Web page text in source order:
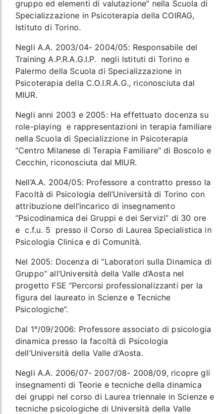
gruppo ed elementi di valutazione” nella Scuola di
Specializzazione in Psicoterapia della COIRAG,
Istituto di Torino.
Negli A.A. 2003/04- 2004/05: Responsabile del
Training A.P.R.A.G.I.P. negli Istituti di Torino e
Palermo della Scuola di Specializzazione in
Psicoterapia della C.O.I.R.A.G., riconosciuta dal
MIUR.
Negli anni 2003 e 2005: Ha effettuato docenza su
role-playing e rappresentazioni in terapia familiare
nella Scuola di Specializzione in Psicoterapia
“Centro Milanese di Terapia Familiare” di Boscolo e
Cecchin, riconosciuta dal MIUR.
Nell’A.A. 2004/05: Professore a contratto presso la
Facoltà di Psicologia dell’Università di Torino con
attribuzione dell’incarico di insegnamento
“Psicodinamica dei Gruppi e dei Servizi” di 30 ore
e c.f.u. 5 presso il Corso di Laurea Specialistica in
Psicologia Clinica e di Comunità.
Nel 2005: Docenza di “Laboratori sulla Dinamica di
Gruppo” all’Università della Valle d’Aosta nel
progetto FSE “Percorsi professionalizzanti per la
figura del laureato in Scienze e Tecniche
Psicologiche”.
Dal 1°/09/2006: Professore associato di psicologia
dinamica presso la facoltà di Psicologia
dell’Università della Valle d’Aosta.
Negli A.A. 2006/07- 2007/08- 2008/09, ricopre gli
insegnamenti di Teorie e tecniche della dinamica
dei gruppi nel corso di Laurea triennale in Scienze e
tecniche psicologiche di Università della Valle